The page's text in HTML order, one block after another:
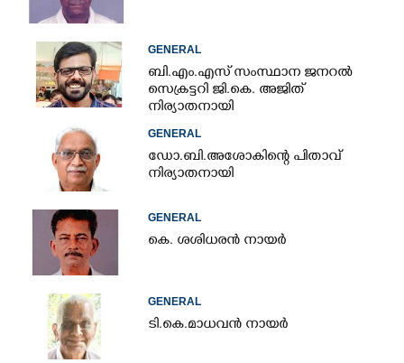
GENERAL
ബി.എം.എസ് സംസ്ഥാന ജനറൽ
സെക്രട്ടറി ജി.കെ. അജിത്
നിര്യാതനായി
GENERAL
ഡോ.ബി.അശോകിന്റെ പിതാവ്
നിര്യാതനായി
GENERAL
കെ. ശശിധരൻ നായർ
GENERAL
ടി.കെ.മാധവൻ നായർ